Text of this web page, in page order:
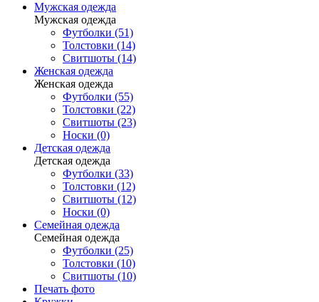
Мужская одежда
Мужская одежда
Футболки (51)
Толстовки (14)
Свитшоты (14)
Женская одежда
Женская одежда
Футболки (55)
Толстовки (22)
Свитшоты (23)
Носки (0)
Детская одежда
Детская одежда
Футболки (33)
Толстовки (12)
Свитшоты (12)
Носки (0)
Семейная одежда
Семейная одежда
Футболки (25)
Толстовки (10)
Свитшоты (10)
Печать фото